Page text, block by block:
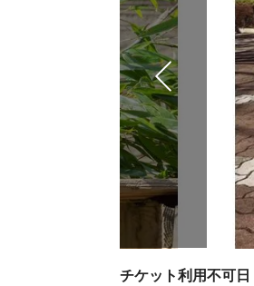
チケット利用不可日